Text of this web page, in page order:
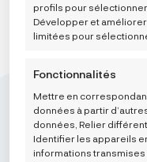
profils pour
Développer et
limitées pour
Fonctionnalités
Mettre en
données à partir
données, Relier
Identifier les appareils
informations